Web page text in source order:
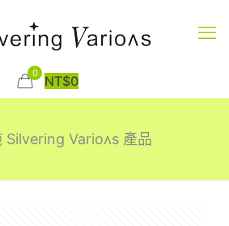
0 NT$0
Silvering Varioʌs 產品